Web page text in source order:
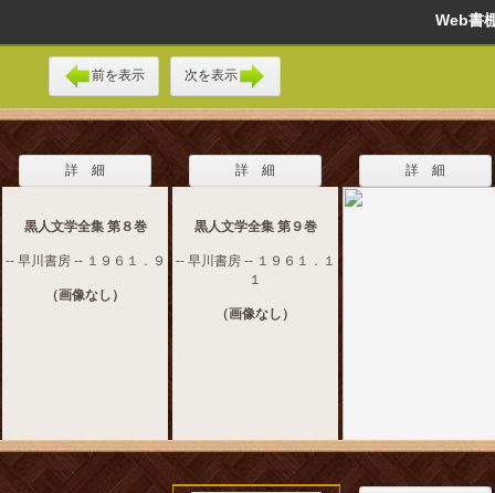
Web
前を表示 次を表示
詳 細
黒人文学全集 第８巻
-- 早川書房 -- １９６１．９
（画像なし）
詳 細
黒人文学全集 第９巻
-- 早川書房 -- １９６１．１
１
（画像なし）
詳 細